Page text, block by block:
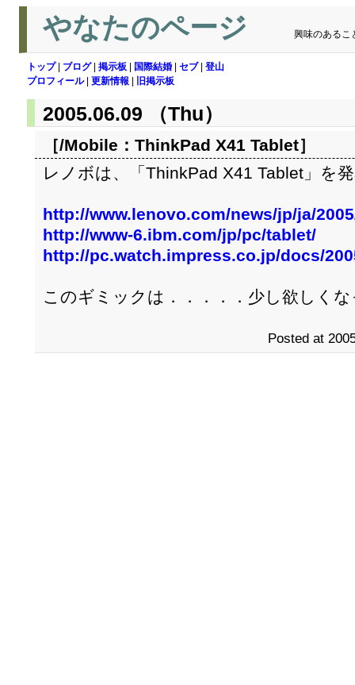
やなたのページ 興味のあるこ
トップ| ブログ| 掲示板 国際結婚 セブ| 登山
プロフィール| 更新情報 旧掲示板
2005.06.09 （Thu）
［/Mobile： ThinkPad X41 Tablet］
レノボは、「ThinkPad X41 Tablet」を
http://www.lenovo.com/news/jp/ja/
http://www-6.ibm.com/jp/pc/tablet/
http://pc.watch.impress.co.jp/docs/
このギミックは．．．．．少し欲しく
Posted at